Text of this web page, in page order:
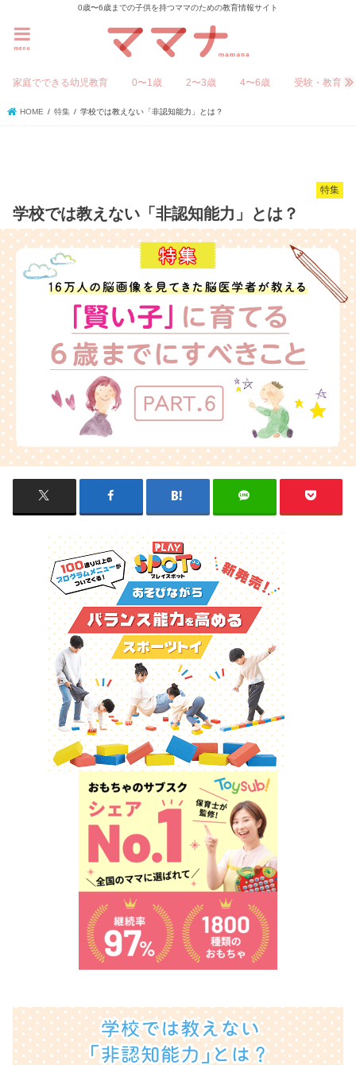
0歳〜6歳までの子供を持つママのための教育情報サイト
menu
家庭でできる幼児教育 0〜1歳 2〜3歳 4〜6歳 受験・教育
HOME 特集 学校では教えない「非認知能力」とは？
特集
学校では教えない「非認知能力」とは？